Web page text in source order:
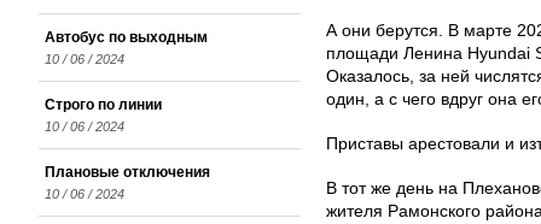
А они берутся. В марте
площади Ленина Hyundai
Оказалось, за ней
один, а с чего вдруг она
Приставы арестовали и
В тот же день на
жителя Рамонского
Автобус по выходным
10 / 06 / 2024
Строго по линии
10 / 06 / 2024
Плановые отключения
10 / 06 / 2024